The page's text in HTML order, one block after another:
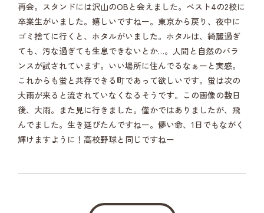
再会。スタンドには沢山のOBと会えました。ベスト4の2校に
卒業生がいました。嬉しいですねー。東京から戻り、夜中に
ゴミ捨てに行くと、ホタルがいました。ホタルは、綺麗過ぎ
ても、汚な過ぎても生息できないとか…。人間と自然のバラ
ンスが試されています。いい場所に住んでるなぁーと実感。
これからも蛍と共存できる町であって欲しいです。蛍は次の
大雨が来ると流されていなくなるそうです。この画像の数日
後、大雨。また見に行きました。僅かではありましたが、飛
んでました。生き延びたんですねー。儚い命、1日でもながく
輝けますように！高校野球と同じですねー